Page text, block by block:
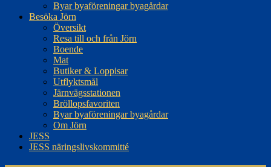
Byar byaföreningar byagårdar
Besöka Jörn
Översikt
Resa till och från Jörn
Boende
Mat
Butiker & Loppisar
Utflyktsmål
Järnvägsstationen
Bröllopsfavoriten
Byar byaföreningar byagårdar
Om Jörn
JESS
JESS näringslivskommitté